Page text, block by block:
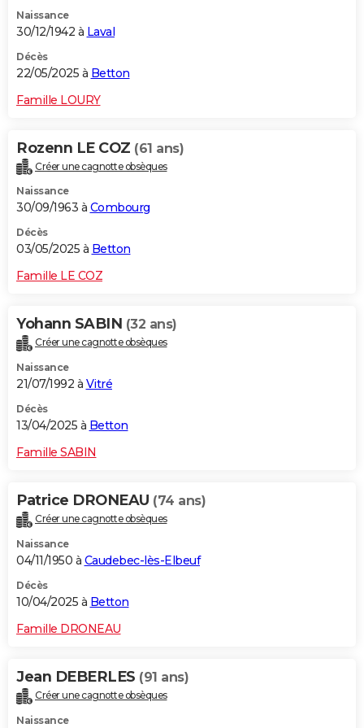
Naissance
30/12/1942 à Laval
Décès
22/05/2025 à Betton
Famille LOURY
Rozenn LE COZ (61 ans)
Créer une cagnotte obsèques
Naissance
30/09/1963 à Combourg
Décès
03/05/2025 à Betton
Famille LE COZ
Yohann SABIN (32 ans)
Créer une cagnotte obsèques
Naissance
21/07/1992 à Vitré
Décès
13/04/2025 à Betton
Famille SABIN
Patrice DRONEAU (74 ans)
Créer une cagnotte obsèques
Naissance
04/11/1950 à Caudebec-lès-Elbeuf
Décès
10/04/2025 à Betton
Famille DRONEAU
Jean DEBERLES (91 ans)
Créer une cagnotte obsèques
Naissance